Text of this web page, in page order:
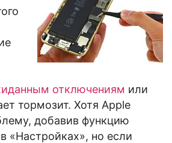
отключениям или
тормозит. Хотя Apple
добавив функцию
«Настройках», но если